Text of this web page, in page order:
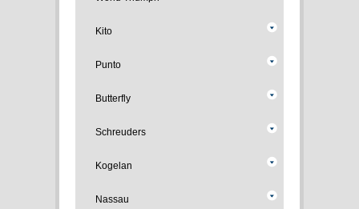
Kito
Punto
Butterfly
Schreuders
Kogelan
Nassau